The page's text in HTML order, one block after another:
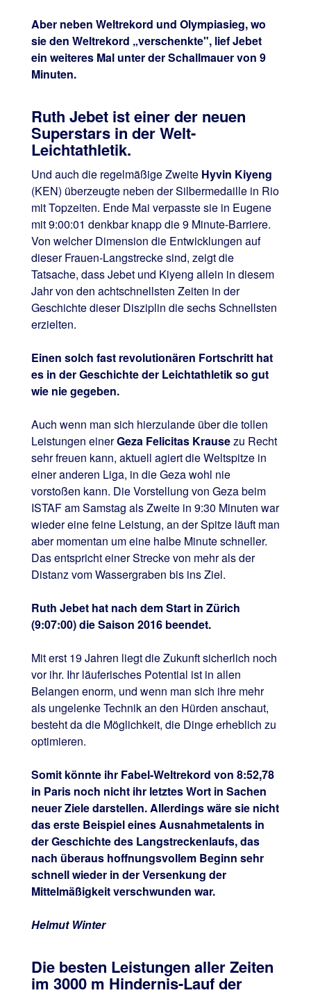
Aber neben Weltrekord und Olympiasieg, wo
sie den Weltrekord „verschenkte", lief Jebet
ein weiteres Mal unter der Schallmauer von 9
Minuten.
Ruth Jebet ist einer der neuen
Superstars in der Welt-
Leichtathletik.
Und auch die regelmäßige Zweite Hyvin Kiyeng
(KEN) überzeugte neben der Silbermedaille in Rio
mit Topzeiten. Ende Mai verpasste sie in Eugene
mit 9:00:01 denkbar knapp die 9 Minute-Barriere.
Von welcher Dimension die Entwicklungen auf
dieser Frauen-Langstrecke sind, zeigt die
Tatsache, dass Jebet und Kiyeng allein in diesem
Jahr von den achtschnellsten Zeiten in der
Geschichte dieser Disziplin die sechs Schnellsten
erzielten.
Einen solch fast revolutionären Fortschritt hat
es in der Geschichte der Leichtathletik so gut
wie nie gegeben.
Auch wenn man sich hierzulande über die tollen
Leistungen einerGeza Felicitas Krausezu Recht
sehr freuen kann, aktuell agiert die Weltspitze in
einer anderen Liga, in die Geza wohl nie
vorstoßen kann. Die Vorstellung von Geza beim
ISTAF am Samstag als Zweite in 9:30 Minuten war
wieder eine feine Leistung, an der Spitze läuft man
aber momentan um eine halbe Minute schneller.
Das entspricht einer Strecke von mehr als der
Distanz vom Wassergraben bis ins Ziel.
Ruth Jebet hat nach dem Start in Zürich
(9:07:00) die Saison 2016 beendet.
Mit erst 19 Jahren liegt die Zukunft sicherlich noch
vor ihr. Ihr läuferisches Potential ist in allen
Belangen enorm, und wenn man sich ihre mehr
als ungelenke Technik an den Hürden anschaut,
besteht da die Möglichkeit, die Dinge erheblich zu
optimieren.
Somit könnte ihr Fabel-Weltrekord von 8:52,78
in Paris noch nicht ihr letztes Wort in Sachen
neuer Ziele darstellen. Allerdings wäre sie nicht
das erste Beispiel eines Ausnahmetalents in
der Geschichte des Langstreckenlaufs, das
nach überaus hoffnungsvollem Beginn sehr
schnell wieder in der Versenkung der
Mittelmäßigkeit verschwunden war.
Helmut Winter
Die besten Leistungen aller Zeiten
im 3000 m Hindernis-Lauf der